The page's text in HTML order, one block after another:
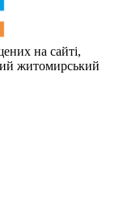
на сайті,
житомирський